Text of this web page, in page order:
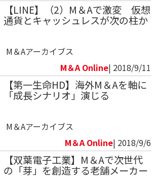
【LINE】（2）M＆Aで激変 仮想
通貨とキャッシュレスが次の柱か
M＆Aアーカイブス
M＆A Online| 2018/9/11
【第一生命HD】海外M＆Aを軸に
「成長シナリオ」演じる
M＆Aアーカイブス
M＆A Online| 2018/9/6
【双葉電子工業】M＆Aで次世代
の「芽」を創造する老舗メーカー